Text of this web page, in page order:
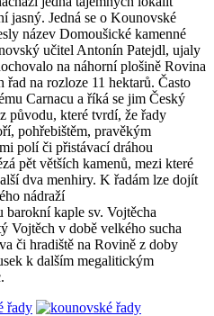
jasný. Jedná se o Kounovské
název Domoušické kamenné
učitel Antonín Patejdl, ujaly
na náhorní plošině Rovina
na rozloze 11 hektarů. Často
Carnacu a říká se jim Český
původu, které tvrdí, že řady
pohřebištěm, pravěkým
polí či přistávací dráhou
pět větších kamenů, mezi které
dva menhiry. K řadám lze dojít
nádraží
barokní kaple sv. Vojtěcha
Vojtěch v době velkého sucha
či hradiště na Rovině z doby
k dalším megalitickým